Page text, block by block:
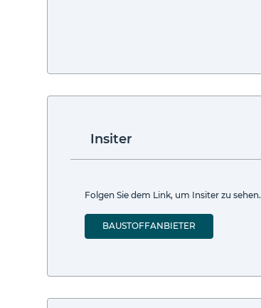
Insiter
Folgen Sie dem Link, um Insiter zu sehen.
BAUSTOFFANBIETER